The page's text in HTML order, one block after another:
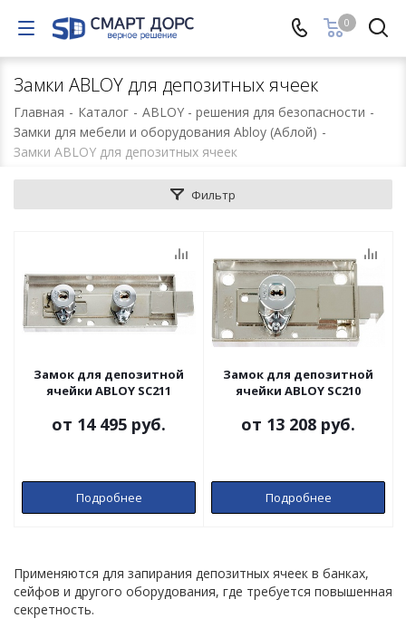
0
Замки ABLOY для депозитных ячеек
Главная - Каталог - ABLOY - решения для безопасности -
Замки для мебели и оборудования Abloy (Аблой) -
Замки ABLOY для депозитных ячеек
Фильтр
Замок для депозитной
ячейки ABLOY SC211
от 14 495 руб.
Подробнее
Замок для депозитной
ячейки ABLOY SC210
от 13 208 руб.
Подробнее
Применяются для запирания депозитных ячеек в банках,
сейфов и другого оборудования, где требуется повышенная
секретность.